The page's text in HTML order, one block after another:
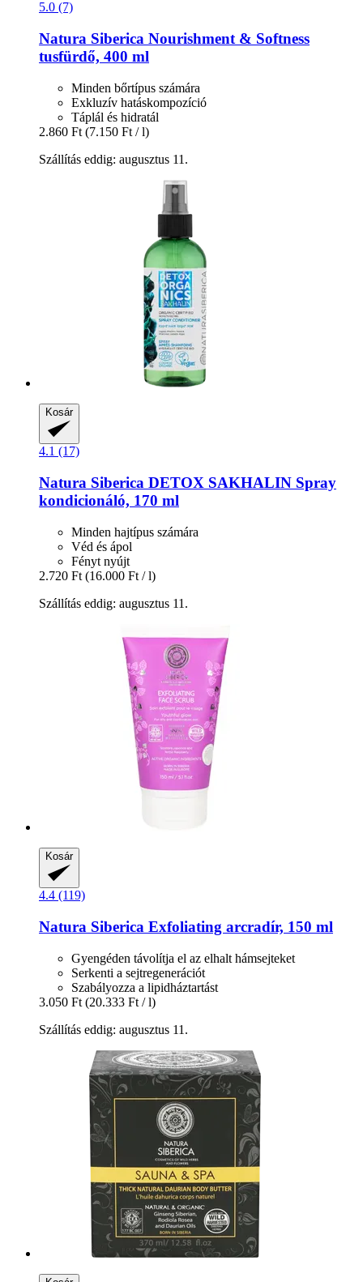
5.0 (7)
Natura Siberica Nourishment & Softness
tusfürdő, 400 ml
Minden bőrtípus számára
Exkluzív hatáskompozíció
Táplál és hidratál
2.860 Ft (7.150 Ft / l)
Szállítás eddig: augusztus 11.
Kosár
4.1 (17)
Natura Siberica DETOX SAKHALIN Spray
kondicionáló, 170 ml
Minden hajtípus számára
Véd és ápol
Fényt nyújt
2.720 Ft (16.000 Ft / l)
Szállítás eddig: augusztus 11.
Kosár
4.4 (119)
Natura Siberica Exfoliating arcradír, 150 ml
Gyengéden távolítja el az elhalt hámsejteket
Serkenti a sejtregenerációt
Szabályozza a lipidháztartást
3.050 Ft (20.333 Ft / l)
Szállítás eddig: augusztus 11.